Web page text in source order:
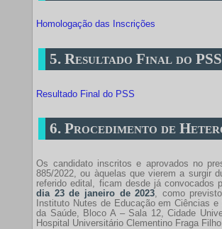
Homologação das Inscrições
5. Resultado Final do PSS
Resultado Final do PSS
6. Procedimento de
Os candidato inscritos e aprovados no
885/2022, ou àquelas que vierem a surgir
referido edital, ficam desde já convocados
dia 23 de janeiro de 2023, como
Instituto Nutes de Educação em Ciências
da Saúde, Bloco A – Sala 12, Cidade
Hospital Universitário Clementino Fraga